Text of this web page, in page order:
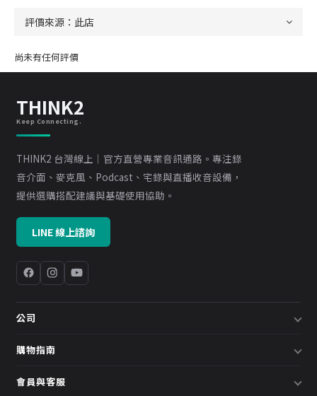
尚未有任何評價
THINK2
Keep Connecting.
THINK2 台灣線上｜官方直營專業音訊通路。專注錄
音介面、麥克風、Podcast、宅錄與直播收音設備，
提供選購搭配建議與基礎使用協助。
LINE 線上諮詢
公司
關於我們
預約諮詢
購物指南
配送說明
會員與客服